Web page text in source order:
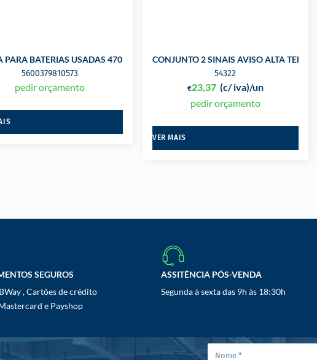
PARA BATERIAS USADAS 470 LTS
5600379810573
pedir orçamento
CONJUNTO 2 SINAIS AVISO ALTA TENSÃO
54322
€23,37 (c/ iva)/un
pedir orçamento
VER MAIS
SEGUROS
, Cartões de crédito
e Payshop
ASSITÊNCIA PÓS-VENDA
Segunda à sexta das 9h às 18:30h